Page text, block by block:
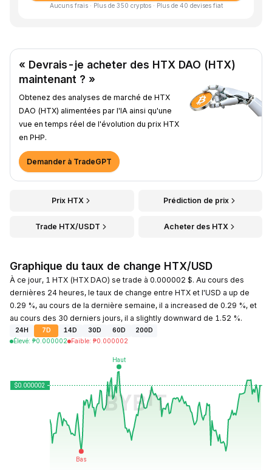
Aucuns frais · Plus de 350 cryptos · Plus de 40 devises fiat
« Devrais-je acheter des HTX DAO (HTX)
maintenant ? »
Obtenez des analyses de marché de HTX
DAO (HTX) alimentées par l'IA ainsi qu'une
vue en temps réel de l'évolution du prix HTX
en PHP.
Demander à TradeGPT
Prix HTX Prédiction de prix
Trade HTX/USDT Acheter des HTX
Graphique du taux de change HTX/USD
À ce jour, 1 HTX (HTX DAO) se trade à 0.000002 $. Au cours des
dernières 24 heures, le taux de change entre HTX et l'USD a up de
0.29 %, au cours de la dernière semaine, il a increased de 0.29 %, et
au cours des 30 derniers jours, il a slightly downward de 1.52 %.
24H 7D 14D 30D 60D
200D
Élevé: ₱0.000002 Faible: ₱0.000002
Dernière mise à jour : 2026-08-09, 13:04 GMT+0